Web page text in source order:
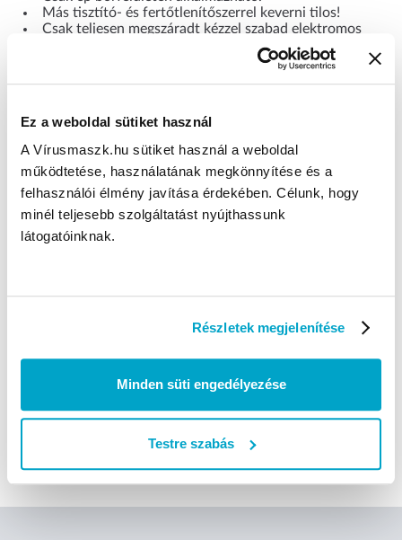
Ez a weboldal sütiket használ
A Vírusmaszk.hu sütiket használ a weboldal
működtetése, használatának megkönnyítése és a
felhasználói élmény javítása érdekében. Célunk, hogy
minél teljesebb szolgáltatást nyújthassunk
látogatóinknak.
Részletek megjelenítése
Minden süti engedélyezése
Testre szabás
Más tisztító- és fertőtlenítőszerrel keverni tilos!
Csak teljesen megszáradt kézzel szabad elektromos
Kerülje a kiömlött anyag szétoszlását és tovább
elővigyázatos. Használat előtt olvassa el a címkét és a
termékinformációt.
Tűzveszélyes folyadék és gőz.
Gyermekektől elzárva tartandó.
Hőtől , forró felülettől, szikrától, nyílt lángtól és
egyéb gyújtóforrásoktól távol tartandó. A dohányzás
tilos.
Jól szellőző, hűvös helyen tárolandó.
carbomer, aminometilpropanol, illatanyag, víz
Brado Kézfertőtlenítő gél Folyékony kézfertőtlenítő